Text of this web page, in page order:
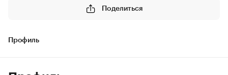
Поделиться
Профиль